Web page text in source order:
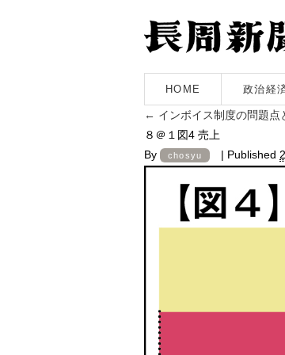
HOME 政治経
← インボイス制度の問題
８＠１図4 売上
By
chosyu | Published